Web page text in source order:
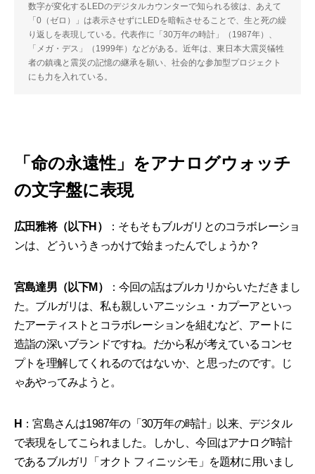
数字が変化するLEDのデジタルカウンターで知られる彼は、あえて
「0（ゼロ）」は表示させずにLEDを暗転させることで、生と死の繰
り返しを表現している。代表作に「30万年の時計」（1987年）、
「メガ・デス」（1999年）などがある。近年は、東日本大震災犠牲
者の鎮魂と震災の記憶の継承を願い、社会的な参加型プロジェクト
にも力を入れている。
「命の永遠性」をアナログウォッチ
の文字盤に表現
広田雅将（以下H）
：そもそもブルガリとのコラボレーショ
ンは、どういうきっかけで始まったんでしょうか？
宮島達男（以下M）
：今回の話はブルカリからいただきまし
た。ブルガリは、私も親しいアニッシュ・カプーアといっ
たアーティストとコラボレーションを組むなど、アートに
造詣の深いブランドですね。だから私が考えているコンセ
プトを理解してくれるのではないか、と思ったのです。じ
ゃあやってみようと。
H ：宮島さんは1987年の「30万年の時計」以来、デジタル
で表現をしてこられました。しかし、今回はアナログ時計
であるブルガリ「オクト フィニッシモ」を題材に用いまし